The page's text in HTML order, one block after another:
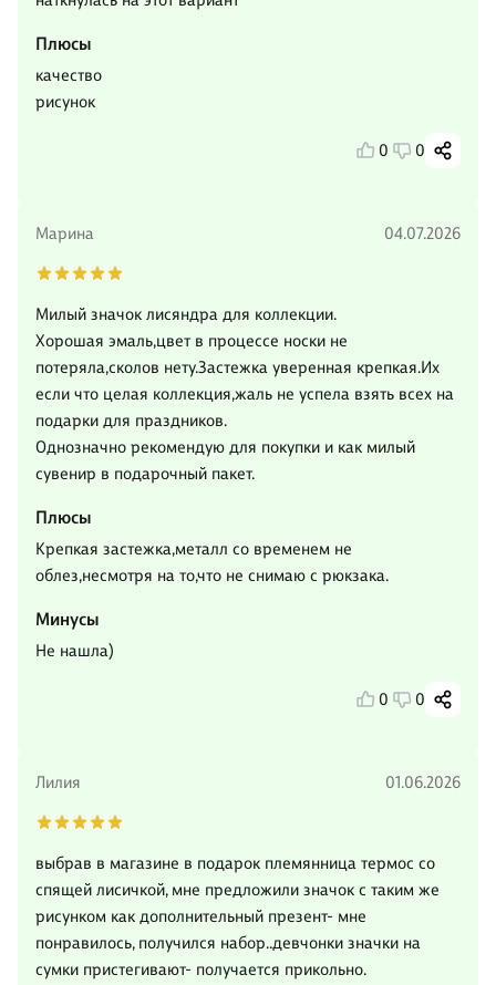
Плюсы
качество
рисунок
0 0
Марина 04.07.2026
Милый значок лисяндра для коллекции.
Хорошая эмаль,цвет в процессе носки не
потеряла,сколов нету.Застежка уверенная крепкая.Их
если что целая коллекция,жаль не успела взять всех на
подарки для праздников.
Однозначно рекомендую для покупки и как милый
сувенир в подарочный пакет.
Плюсы
Крепкая застежка,металл со временем не
облез,несмотря на то,что не снимаю с рюкзака.
Минусы
Не нашла)
0 0
Лилия 01.06.2026
выбрав в магазине в подарок племянница термос со
спящей лисичкой, мне предложили значок с таким же
рисунком как дополнительный презент- мне
понравилось, получился набор..девчонки значки на
сумки пристегивают- получается прикольно.